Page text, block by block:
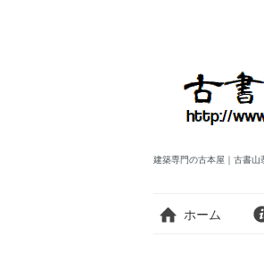
建築専門の古本屋｜古書
ホーム